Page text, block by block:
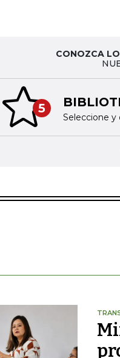
CONOZCA
5
Seleccione y
slide